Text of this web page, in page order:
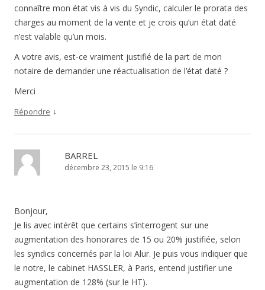
connaître mon état vis à vis du Syndic, calculer le prorata des
charges au moment de la vente et je crois qu’un état daté
n’est valable qu’un mois.
A votre avis, est-ce vraiment justifié de la part de mon
notaire de demander une réactualisation de l’état daté ?
Merci
Répondre ↓
BARREL
décembre 23, 2015 le 9:16
Bonjour,
Je lis avec intérêt que certains s’interrogent sur une
augmentation des honoraires de 15 ou 20% justifiée, selon
les syndics concernés par la loi Alur. Je puis vous indiquer que
le notre, le cabinet HASSLER, à Paris, entend justifier une
augmentation de 128% (sur le HT).